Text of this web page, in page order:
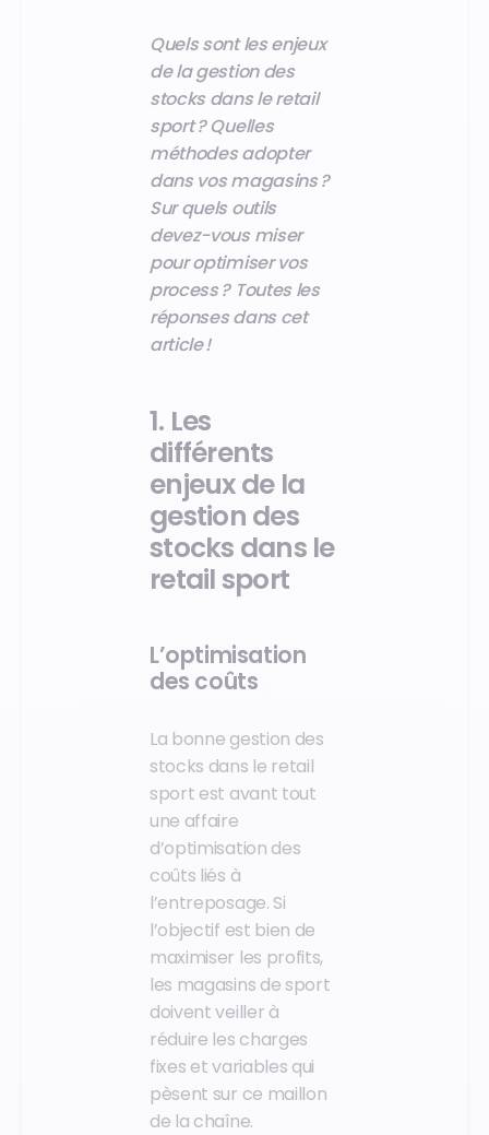
Quels sont les enjeux
de la gestion des
stocks dans le retail
sport ? Quelles
méthodes adopter
dans vos magasins ?
Sur quels outils
devez-vous miser
pour optimiser vos
process ? Toutes les
réponses dans cet
article !
1. Les
différents
enjeux de la
gestion des
stocks dans le
retail sport
L’optimisation
des coûts
La bonne gestion des
stocks dans le retail
sport est avant tout
une affaire
d’optimisation des
coûts liés à
l’entreposage. Si
l’objectif est bien de
maximiser les profits,
les magasins de sport
doivent veiller à
réduire les charges
fixes et variables qui
pèsent sur ce maillon
de la chaîne.